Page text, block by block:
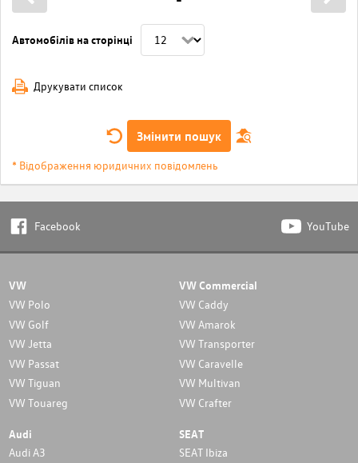
Автомобілів на сторінці
Друкувати список
Змінити пошук
* Відображення юридичних повідомлень
Facebook YouTube
VW
VW Polo
VW Golf
VW Jetta
VW Passat
VW Tiguan
VW Touareg
VW Commercial
VW Caddy
VW Amarok
VW Transporter
VW Caravelle
VW Multivan
VW Crafter
Audi
Audi A3
SEAT
SEAT Ibiza